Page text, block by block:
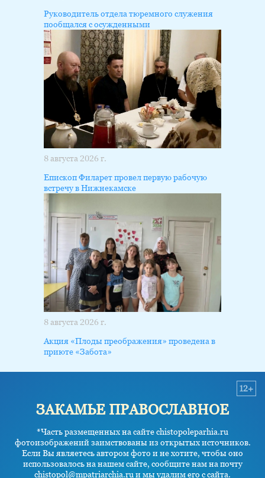
Руководитель отдела тюремного служения
пообщался с осужденными
8 августа 2026 г.
Епископ Филарет провел первую рабочую
встречу в Нижнекамске
8 августа 2026 г.
Акция «Плоды преображения» проведена в
приюте «Забота»
ЗАКАМЬЕ ПРАВОСЛАВНОЕ
*Часть размещенных на сайте chistopoleparhia.ru
фотоизображений заимствованы из открытых источников.
Если Вы являетесь автором фото и не хотите, чтобы оно
использовалось на нашем сайте, сообщите нам на почту
chistopol@mpatriarchia.ru и мы удалим его с сайта.
12+